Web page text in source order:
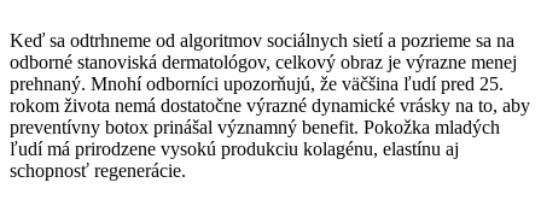
Keď sa odtrhneme od algoritmov sociálnych sietí a pozrieme sa na
odborné stanoviská dermatológov, celkový obraz je výrazne menej
prehnaný. Mnohí odborníci upozorňujú, že väčšina ľudí pred 25.
rokom života nemá dostatočne výrazné dynamické vrásky na to, aby
preventívny botox prinášal významný benefit. Pokožka mladých
ľudí má prirodzene vysokú produkciu kolagénu, elastínu aj
schopnosť regenerácie.